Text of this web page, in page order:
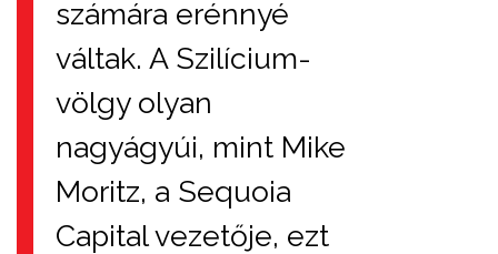
számára erénnyé
váltak. A Szilícium-
völgy olyan
nagyágyúi, mint Mike
Moritz, a Sequoia
Capital vezetője, ezt